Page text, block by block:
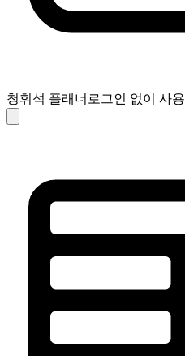
청휘석 플래너 로그인 없이 사용